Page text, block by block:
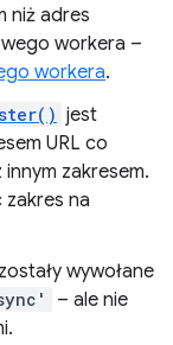
niż adres
workera –
workera.
jest
URL co
zakresem.
zakres na
wywołane
– ale nie